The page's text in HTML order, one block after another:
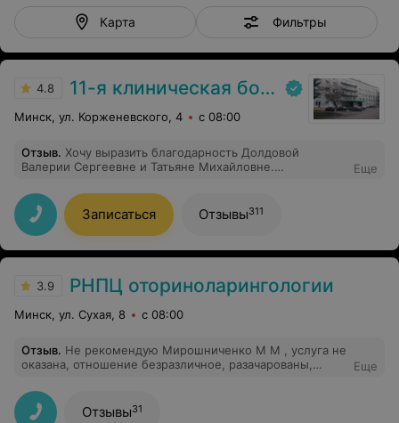
Карта Фильтры
4.8 11-я клиническая больница
Минск, ул. Корженевского, 4 с 08:00
Отзыв. Хочу выразить благодарность Долдовой
Валерии Сергеевне и Татьяне Михайловне.
отзывчивые. Благодаря им мои связки и голос теперь в
полном порядке. Спасибо огромное!!!)
Еще
Записаться Отзывы311
3.9 РНПЦ оториноларингологии
Минск, ул. Сухая, 8 с 08:00
Отзыв. Не рекомендую Мирошниченко М М , услуга не
оказана, отношение безразличное, разачарованы,
центр
Еще
Отзывы31